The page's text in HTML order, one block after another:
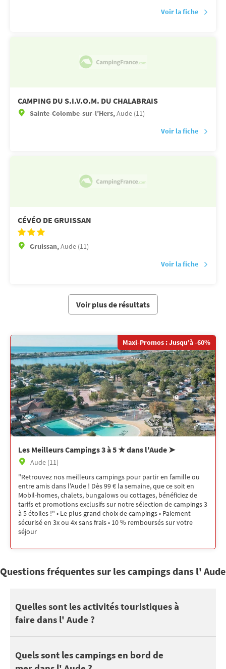
Voir la fiche
CAMPING DU S.I.V.O.M. DU CHALABRAIS
Sainte-Colombe-sur-l’Hers,Aude (11)
Voir la fiche
CÉVÉO DE GRUISSAN
Gruissan,Aude (11)
Voir la fiche
Voir plus de résultats
Maxi-Promos : Jusqu'à -60%
Les Meilleurs Campings 3 à 5 ★ dans l'Aude ➤
Aude (11)
"Retrouvez nos meilleurs campings pour partir en famille ou
entre amis dans l'Aude ! Dès 99 € la semaine, que ce soit en
Mobil-homes, chalets, bungalows ou cottages, bénéficiez de
tarifs et promotions exclusifs sur notre sélection de campings 3
à 5 étoiles !" • Le plus grand choix de campings • Paiement
sécurisé en 3x ou 4x sans frais • 10 % remboursés sur votre
séjour
Questions fréquentes sur les campings dans l' Aude
Quelles sont les activités touristiques à
faire dans l' Aude ?
L' Aude propose des sites touristiques à découvrir : Corbières,
Vous pourrez également profiter de vos vacances dans l' Aude
Quels sont les campings en bord de
21 campings se trouvent en bord de mer dans l' Aude.